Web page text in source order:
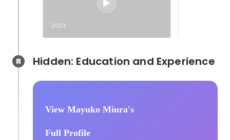
2024
View Mayuko Miura's
Full Profile